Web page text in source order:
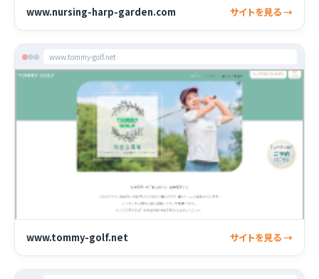
www.nursing-harp-garden.com サイトを見る →
www.tommy-golf.net
www.tommy-golf.net サイトを見る →